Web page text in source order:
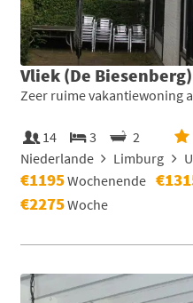
Vliek (De
Zeer ruime vakantiewoning
14 3
2
Niederlande
Limburg
€1195Wochenende
€2275Woche